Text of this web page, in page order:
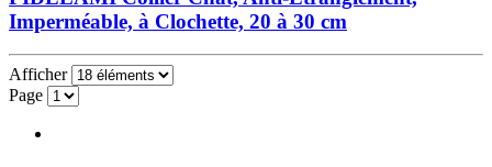
Imperméable, à Clochette, 20 à 30 cm
Afficher
Page